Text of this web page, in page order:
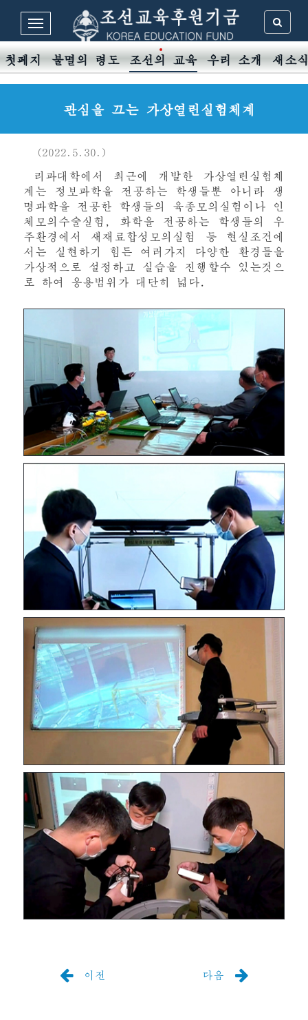
첫페지 불멸의 령도 조선의 교육 우리 소개 새소
관심을 끄는 가상열린실험체계
(2022.5.30.)
리과대학에서 최근에 개발한 가상열린실험체
계는 정보과학을 전공하는 학생들뿐 아니라 생
명과학을 전공한 학생들의 육종모의실험이나 인
체모의수술실험, 화학을 전공하는 학생들의 우
주환경에서 새재료합성모의실험 등 현실조건에
서는 실현하기 힘든 여러가지 다양한 환경들을
가상적으로 설정하고 실습을 진행할수 있는것으
로 하여 응용범위가 대단히 넓다.
이전 다음